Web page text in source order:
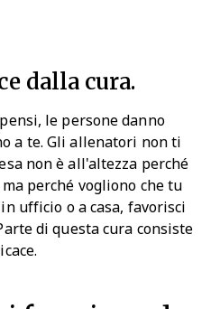
dalla cura.
le persone danno
a te. Gli allenatori non ti
non è all'altezza perché
perché vogliono che tu
ufficio o a casa, favorisci
di questa cura consiste